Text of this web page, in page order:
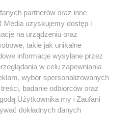
partnerów oraz inne
Media uzyskujemy dostęp i
na urządzeniu oraz
takie jak unikalne
informacje wysyłane przez
w celu zapewniania
wybór spersonalizowanych
badanie odbiorców oraz
Użytkownika my i Zaufani
dokładnych danych